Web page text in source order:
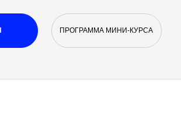
ПРОГРАММА МИНИ-КУРСА